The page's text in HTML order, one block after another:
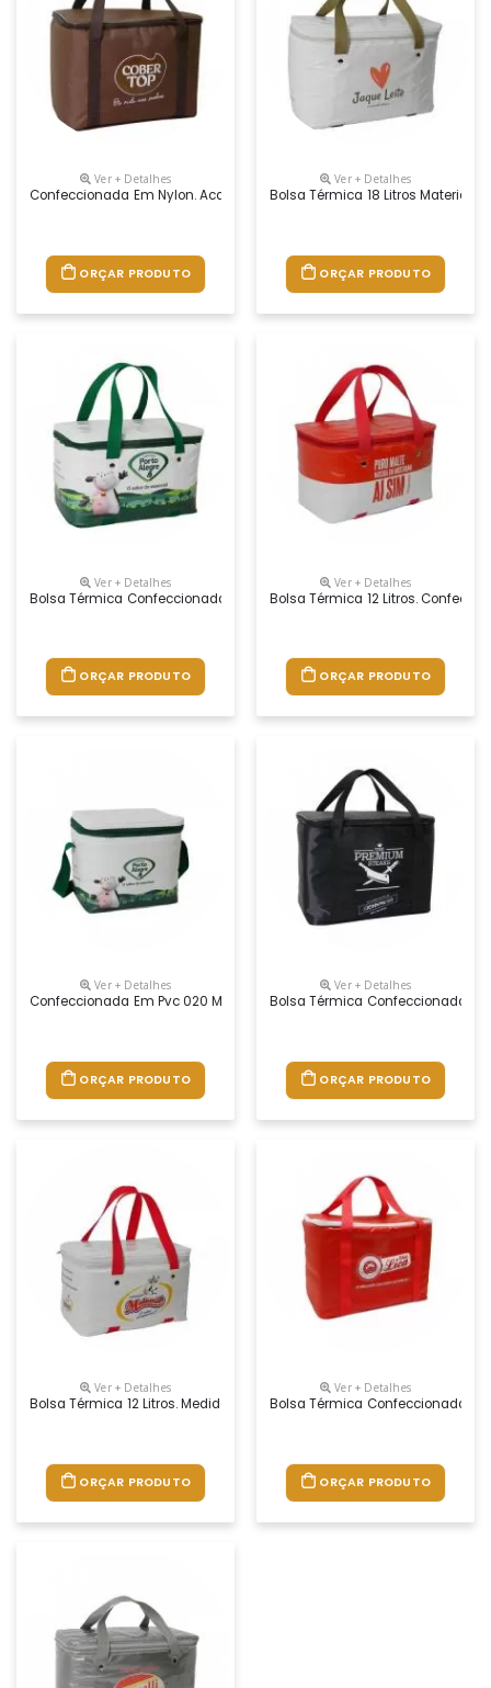
Ver + Detalhes
Confeccionada Em Nylon. Acabamento Em Costura E Impressão Em
ORÇAR PRODUTO
Ver + Detalhes
Bolsa Térmica 18 Litros Material:
ORÇAR PRODUTO
Ver + Detalhes
Bolsa Térmica Confeccionada Em Laminado De Pvc , Espuma De
ORÇAR PRODUTO
Ver + Detalhes
Bolsa Térmica 12 Litros.
ORÇAR PRODUTO
Ver + Detalhes
Confeccionada Em Pvc 020 Mm. Acabamento Em Solda Eletrônica.
ORÇAR PRODUTO
Ver + Detalhes
Bolsa Térmica Confeccionada
ORÇAR PRODUTO
Ver + Detalhes
Bolsa Térmica 12 Litros. Medidas: 335x195x192mm. Confeccionada
ORÇAR PRODUTO
Ver + Detalhes
Bolsa Térmica Confeccionada
ORÇAR PRODUTO